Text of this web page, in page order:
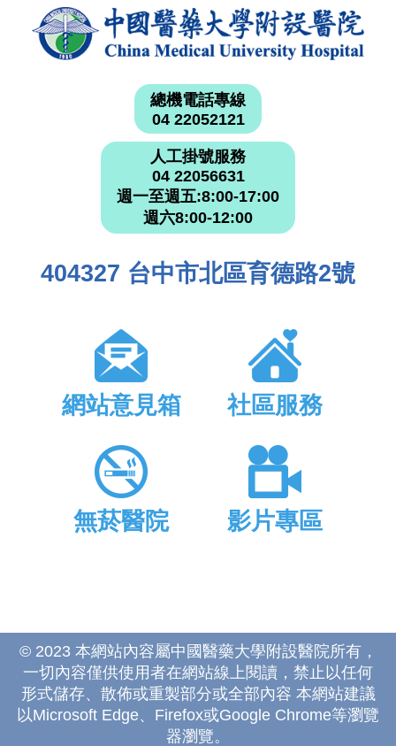
總機電話專線
04 22052121
人工掛號服務
04 22056631
週一至週五:8:00-17:00
週六8:00-12:00
404327 台中市北區育德路2號
網站意見箱 社區服務
無菸醫院 影片專區
© 2023 本網站內容屬中國醫藥大學附設醫院所有，
一切內容僅供使用者在網站線上閱讀，禁止以任何
形式儲存、散佈或重製部分或全部內容 本網站建議
以Microsoft Edge、Firefox或Google Chrome等瀏覽
器瀏覽。